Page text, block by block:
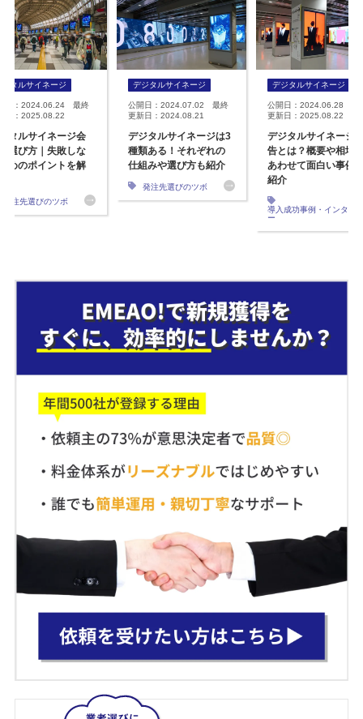
ジタルサイネージ
日：2024.06.24 最終
日：2025.08.22
タルサイネージ会
選び方｜失敗しな
めのポイントを解
発注先選びのツボ
デジタルサイネージ
公開日：2024.07.02 最終
更新日：2024.08.21
デジタルサイネージは3
種類ある！それぞれの
仕組みや選び方も紹介
発注先選びのツボ
デジタルサイネージ
公開日：2024.06.28 最
更新日：2025.08.22
デジタルサイネージ
告とは？概要や相場
あわせて面白い事例
紹介
導入成功事例・インタビ
ー